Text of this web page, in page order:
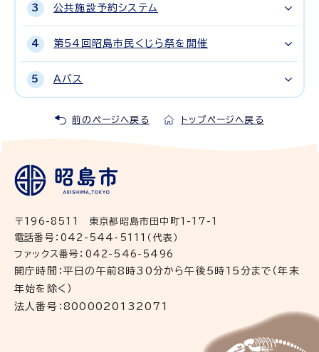
公共施設予約システム
第54回昭島市民くじら祭を開催
Aバス
前のページへ戻る トップページへ戻る
〒196-8511 東京都昭島市田中町1-17-1
電話番号：042-544-5111（代表）
ファックス番号：042-546-5496
開庁時間：平日の午前8時30分から午後5時15分まで（年末
年始を除く）
法人番号：8000020132071